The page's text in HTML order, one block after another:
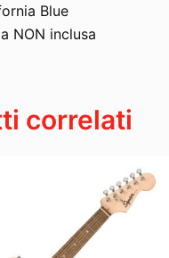
Blue
NON inclusa
correlati